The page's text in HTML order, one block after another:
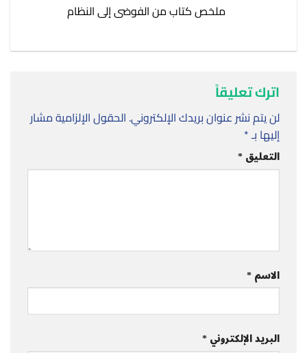
ملخص كتاب من الفوضى إلى النظام
اترك تعليقاً
لن يتم نشر عنوان بريدك الإلكتروني. الحقول الإلزامية مشار
إليها بـ*
التعليق*
الاسم*
البريد الإلكتروني*